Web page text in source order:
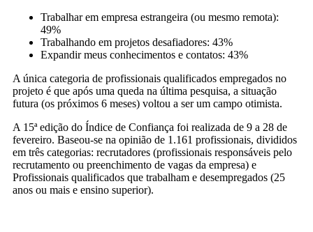
Trabalhar em empresa estrangeira (ou mesmo remota):
49%
Trabalhando em projetos desafiadores: 43%
Expandir meus conhecimentos e contatos: 43%
A única categoria de profissionais qualificados empregados no
projeto é que após uma queda na última pesquisa, a situação
futura (os próximos 6 meses) voltou a ser um campo otimista.
A 15ª edição do Índice de Confiança foi realizada de 9 a 28 de
fevereiro. Baseou-se na opinião de 1.161 profissionais, divididos
em três categorias: recrutadores (profissionais responsáveis ​​pelo
recrutamento ou preenchimento de vagas da empresa) e
Profissionais qualificados que trabalham e desempregados (25
anos ou mais e ensino superior).